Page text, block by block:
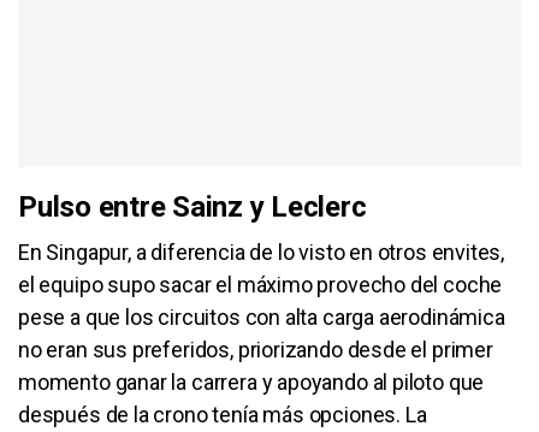
Pulso entre Sainz y Leclerc
En Singapur, a diferencia de lo visto en otros envites,
el equipo supo sacar el máximo provecho del coche
pese a que los circuitos con alta carga aerodinámica
no eran sus preferidos, priorizando desde el primer
momento ganar la carrera y apoyando al piloto que
después de la crono tenía más opciones. La